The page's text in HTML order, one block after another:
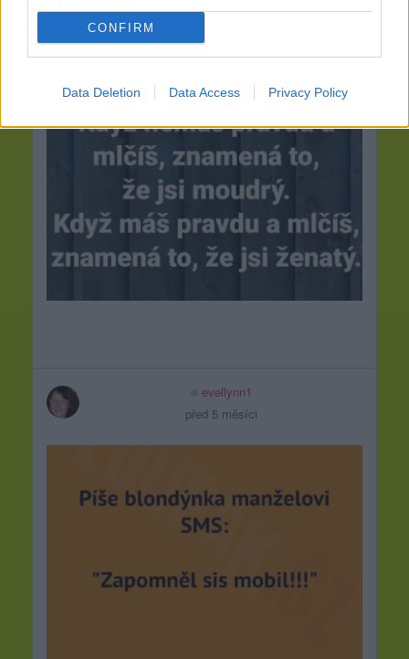
CONFIRM
Data Deletion Data Access Privacy Policy
Středeční den prožij s lehkostí úsměvu.......
evellynn1
před 5 měsíci